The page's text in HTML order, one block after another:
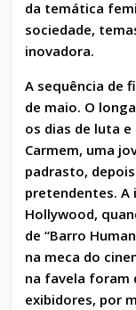
da temática
sociedade,
inovadora.
A sequência de
de maio. O
os dias de luta
Carmem, uma
padrasto,
pretendentes. A
Hollywood,
de “Barro
na meca do
na favela foram
exibidores, por